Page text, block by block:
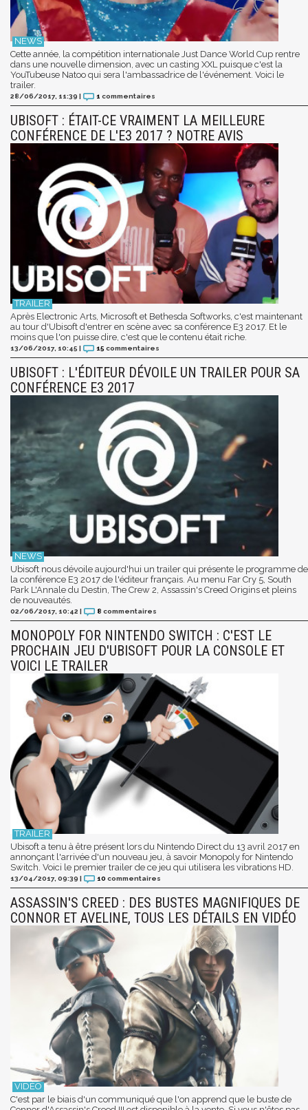
Cette année, la compétition internationale Just Dance World Cup rentre
dans une nouvelle dimension, avec un casting XXL puisque c'est la
YouTubeuse Natoo qui sera l'ambassadrice de l'événement. Voici le
trailer.
28/06/2017, 11:39 | 1 commentaires
UBISOFT : ÉTAIT-CE VRAIMENT LA MEILLEURE
CONFÉRENCE DE L'E3 2017 ? NOTRE AVIS
Après Electronic Arts, Microsoft et Bethesda Softworks, c'est maintenant
au tour d'Ubisoft d'entrer en scène avec sa conférence E3 2017. Et le
moins que l'on puisse dire, c'est que le contenu était riche.
13/06/2017, 10:45 | 15 commentaires
UBISOFT : L'ÉDITEUR DÉVOILE UN TRAILER POUR SA
CONFÉRENCE E3 2017
Ubisoft nous dévoile aujourd'hui un trailer qui présente le programme de
la conférence E3 2017 de l'éditeur français. Au menu Far Cry 5, South
Park L'Annale du Destin, The Crew 2, Assassin's Creed Origins et pleins
de nouveautés.
02/06/2017, 10:42 | 8 commentaires
MONOPOLY FOR NINTENDO SWITCH : C'EST LE
PROCHAIN JEU D'UBISOFT POUR LA CONSOLE ET
VOICI LE TRAILER
Ubisoft a tenu à être présent lors du Nintendo Direct du 13 avril 2017 en
annonçant l'arrivée d'un nouveau jeu, à savoir Monopoly for Nintendo
Switch. Voici le premier trailer de ce jeu qui utilisera les vibrations HD.
13/04/2017, 09:39 | 10 commentaires
ASSASSIN'S CREED : DES BUSTES MAGNIFIQUES DE
CONNOR ET AVELINE, TOUS LES DÉTAILS EN VIDÉO
C'est par le biais d'un communiqué que l'on apprend que le buste de